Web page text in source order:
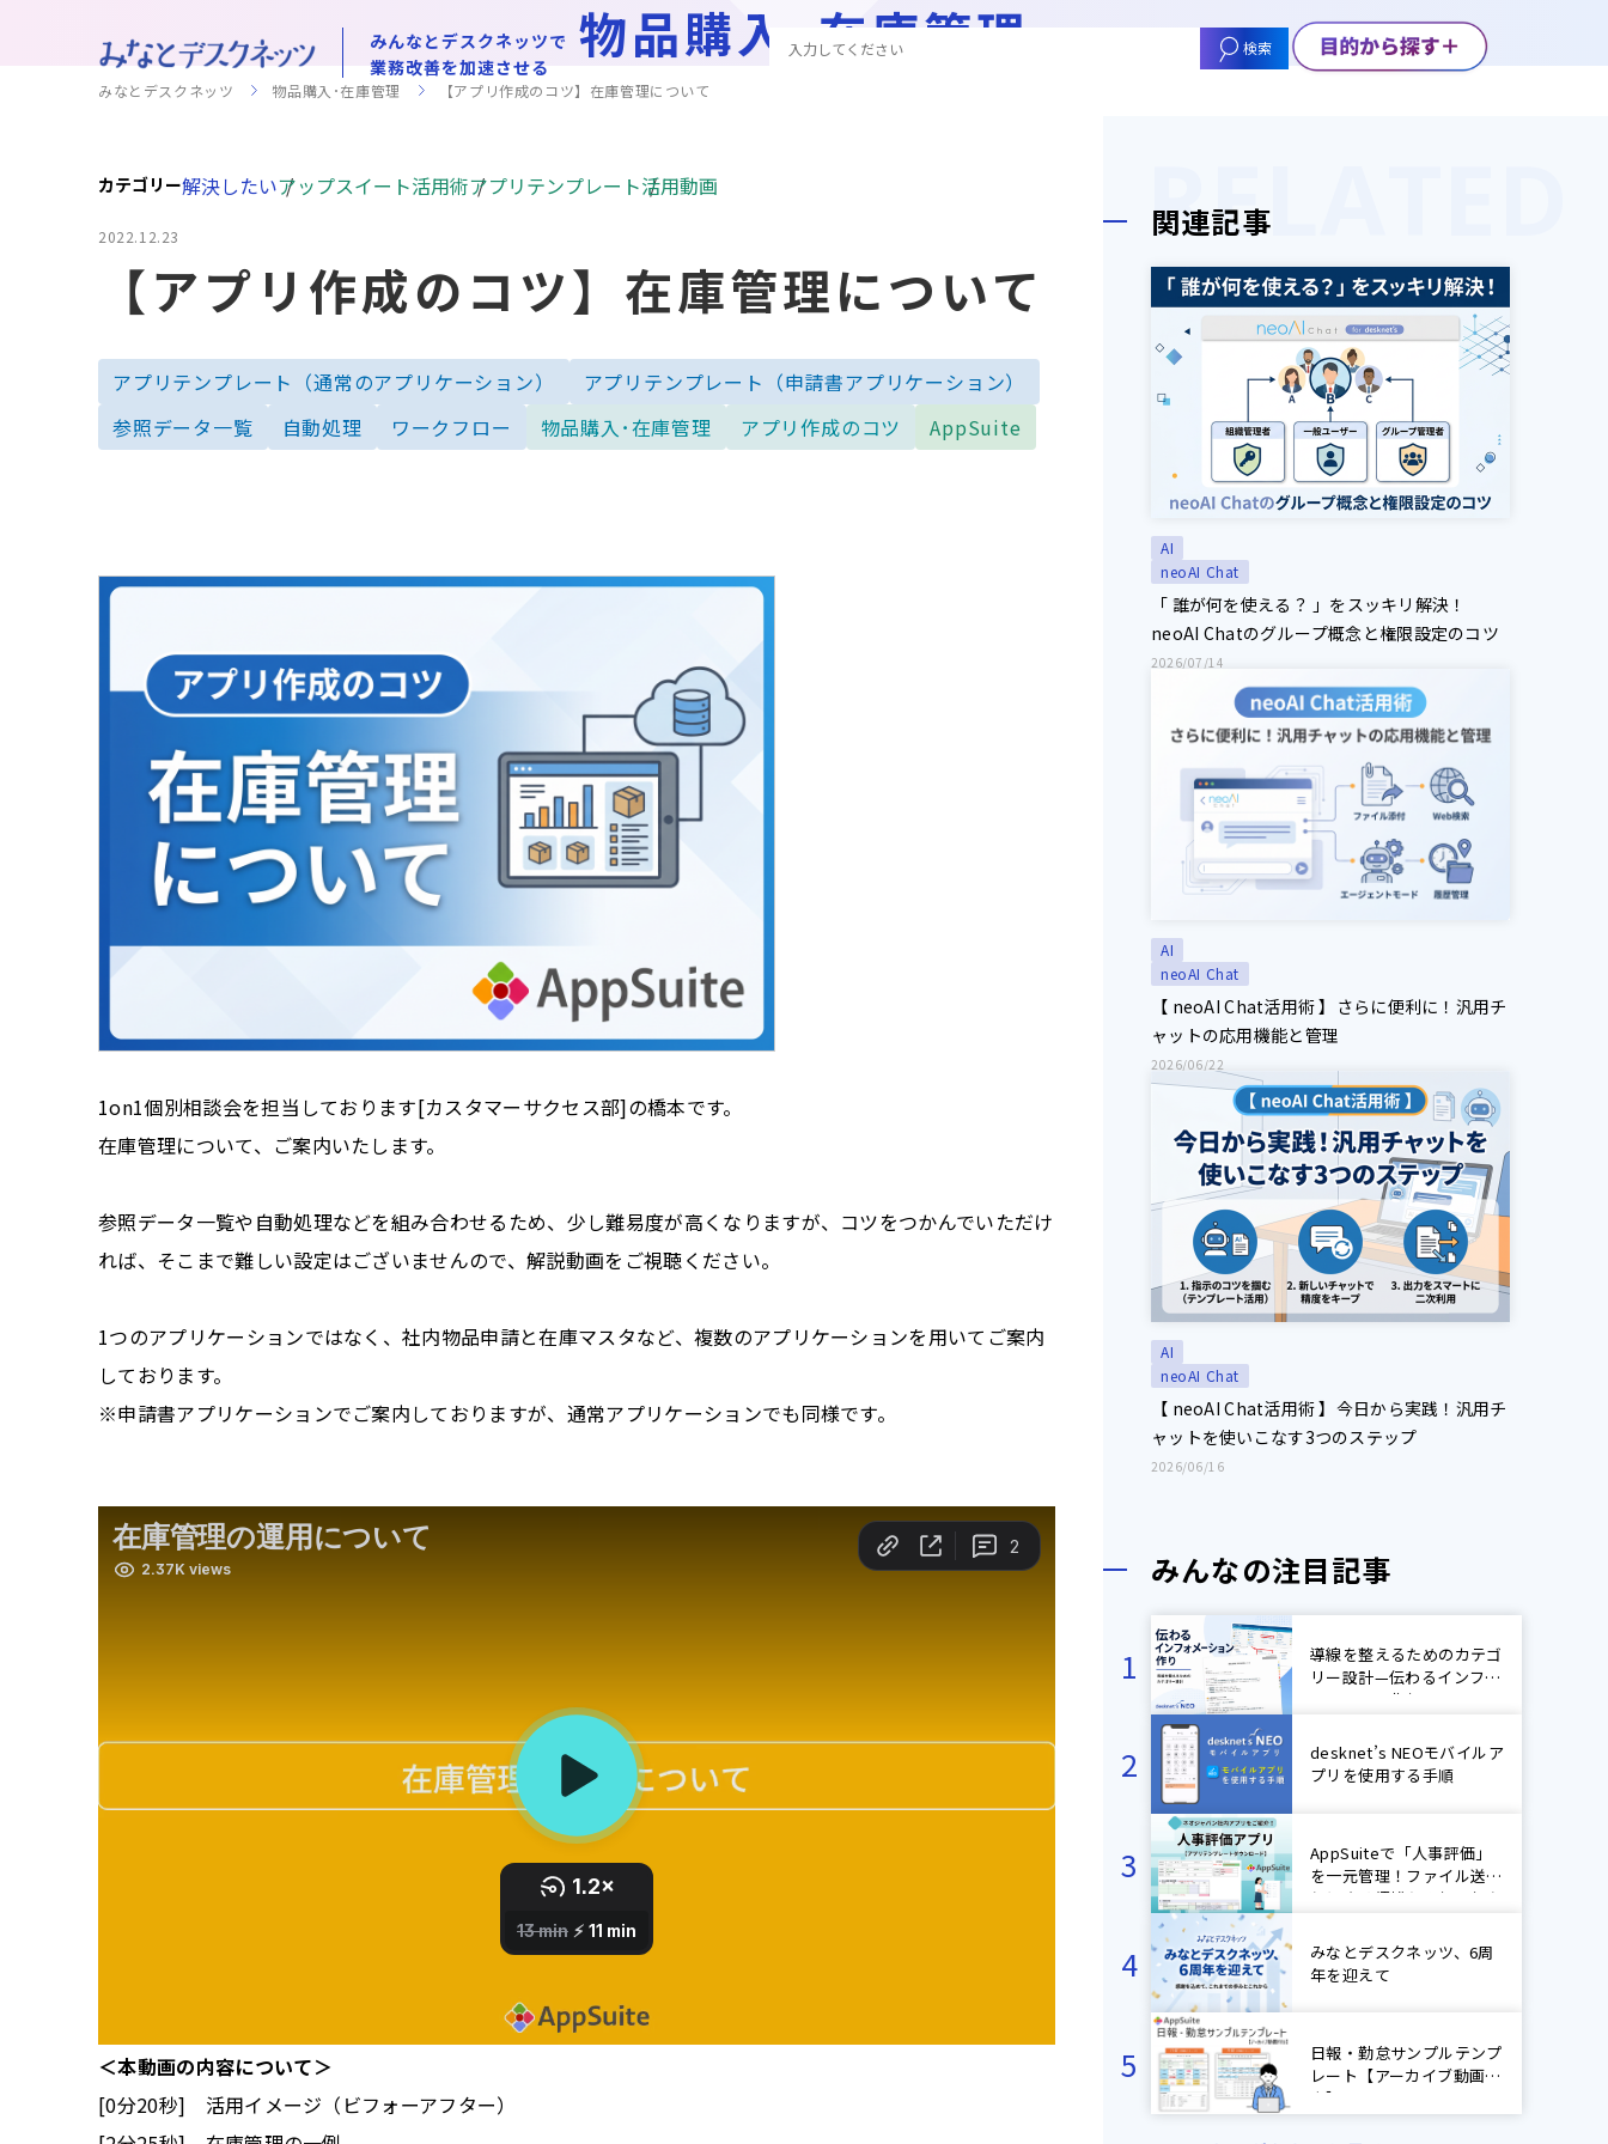
みんなとデスクネッツで
業務改善を加速させる
検索
物品購入･在庫管理
みなとデスクネッツ 物品購入･在庫管理 【アプリ作成のコツ】在庫管理について
カテゴリー解決したいアップスイート活用術アプリテンプレート活用動画
2022.12.23
【アプリ作成のコツ】在庫管理について
アプリテンプレート（通常のアプリケーション）
アプリテンプレート（申請書アプリケーション）
参照データ一覧
自動処理 ワークフロー 物品購入･在庫管理 アプリ作成のコツ AppSuite
1on1個別相談会を担当しております[カスタマーサクセス部]の橋本です。
在庫管理について、ご案内いたします。
参照データ一覧や自動処理などを組み合わせるため、少し難易度が高くなりますが、コツをつかんでいただけ
れば、そこまで難しい設定はございませんので、解説動画をご視聴ください。
1つのアプリケーションではなく、社内物品申請と在庫マスタなど、複数のアプリケーションを用いてご案内
しております。
※申請書アプリケーションでご案内しておりますが、通常アプリケーションでも同様です。
＜本動画の内容について＞
[0分20秒] 活用イメージ（ビフォーアフター）
関連記事
AI
neoAI Chat
「 誰が何を使える？ 」をスッキリ解決！
neoAI Chatのグループ概念と権限設定のコツ
2026/07/14
AI
neoAI Chat
【 neoAI Chat活用術 】さらに便利に！汎用チ
ャットの応用機能と管理
2026/06/22
AI
neoAI Chat
【 neoAI Chat活用術 】今日から実践！汎用チ
ャットを使いこなす3つのステップ
2026/06/16
みんなの注目記事
導線を整えるためのカテゴ
リー設計—伝わるインフォ
メーション作り
desknet’s NEOモバイルア
プリを使用する手順
AppSuiteで「人事評価」
を一元管理！ファイル送受
信による煩雑なやり取りを
内アプリ紹介】
みなとデスクネッツ、6周
年を迎えて
日報・勤怠サンプルテンプ
レート【アーカイブ動画付
き】